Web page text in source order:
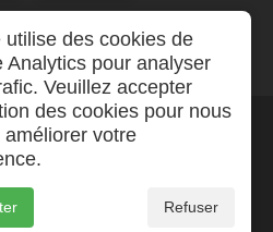
utilise des cookies de
Analytics pour analyser
Veuillez accepter
des cookies pour nous
améliorer votre
Refuser